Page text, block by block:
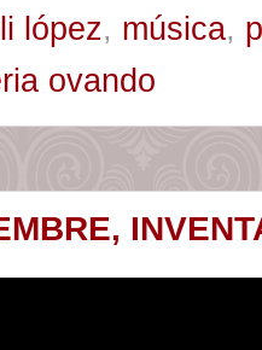
lópez, música,
ovando